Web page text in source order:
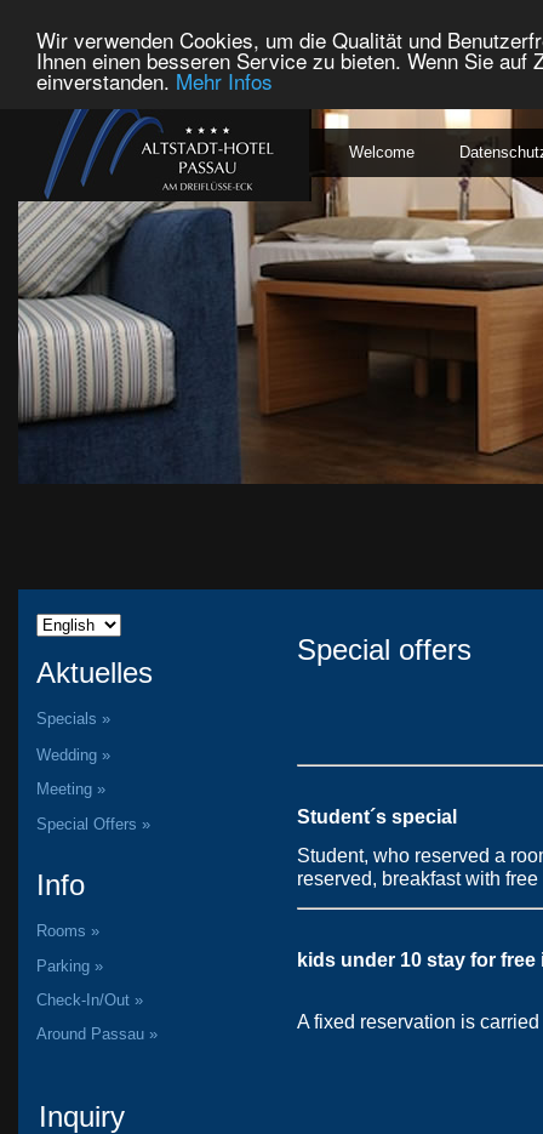
Wir verwenden Cookies, um die Qualität und
Ihnen einen besseren Service zu bieten. Wenn Sie
einverstanden. Mehr Infos
Welcome
Aktuelles
Specials »
Wedding »
Meeting »
Special Offers »
Info
Rooms »
Parking »
Check-In/Out »
Around Passau »
Inquiry
Special offers
Student´s special
Student, who reserved a
reserved, breakfast with free
kids under 10 stay for free
A fixed reservation is